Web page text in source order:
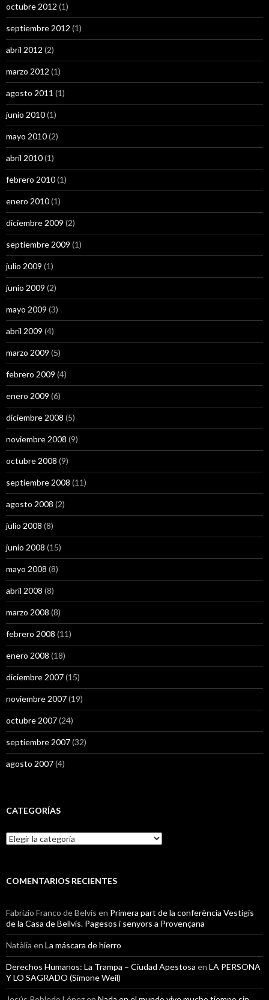
octubre 2012 (1)
septiembre 2012 (1)
abril 2012 (2)
marzo 2012 (1)
agosto 2011 (1)
junio 2010(1)
mayo 2010(2)
abril 2010(1)
febrero 2010(1)
enero 2010(1)
diciembre 2009 (2)
septiembre 2009 (1)
julio 2009 (1)
junio 2009 (2)
mayo 2009 (3)
abril 2009 (4)
marzo 2009 (5)
febrero 2009 (4)
enero 2009 (6)
diciembre 2008 (5)
noviembre 2008 (9)
octubre 2008 (9)
septiembre 2008 (11)
agosto 2008 (2)
julio 2008 (8)
junio 2008 (15)
mayo 2008 (8)
abril 2008 (8)
marzo 2008 (8)
febrero 2008 (11)
enero 2008 (18)
diciembre 2007(15)
noviembre 2007(19)
octubre 2007(24)
septiembre 2007(32)
agosto 2007(4)
CATEGORÍAS
Categorías
COMENTARIOS RECIENTES
Fabrizio Franco de Belvis en Primera part de la conferència Vestigis
de la Casa de Bellvís. Pagesos i senyors a Provençana
Natàlia en La máscara de hierro
Derechos Humanos: La Trampa – Ciudad Apestosa en LA PERSONA
Y LO SAGRADO (Simone Weil)